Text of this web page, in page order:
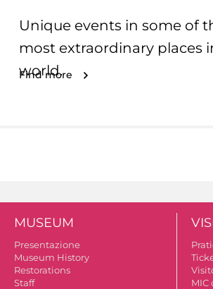
Unique events in some of
most extraordinary places
world.
Find more
MUSEUM
Presentazione
Museum History
Restorations
Staff
MIC